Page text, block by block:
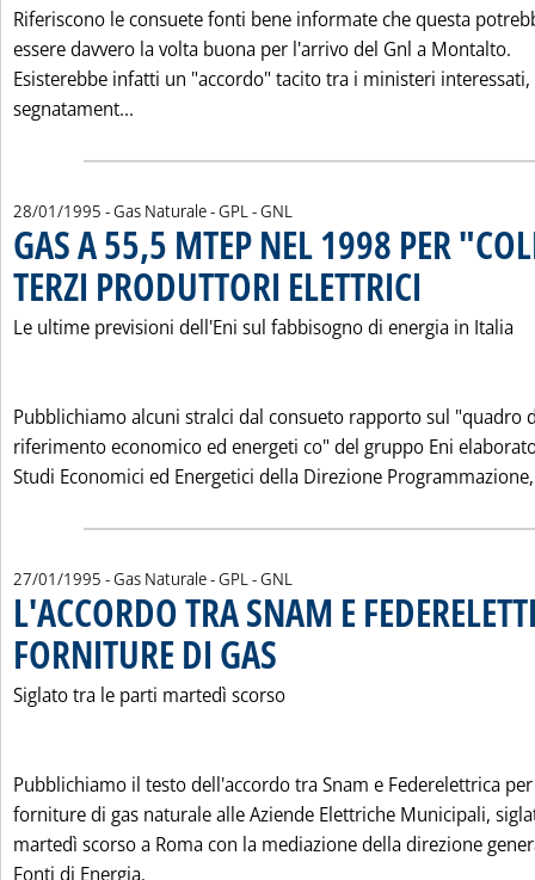
Riferiscono le consuete fonti bene informate che questa
essere davvero la volta buona per l'arrivo del Gnl a Montalto.
Esisterebbe infatti un "accordo" tacito tra i ministeri interessati,
segnatament...
28/01/1995 - Gas Naturale - GPL - GNL
GAS A 55,5 MTEP NEL 1998 PER
TERZI PRODUTTORI ELETTRICI
Le ultime previsioni dell'Eni sul fabbisogno di energia in Italia
Pubblichiamo alcuni stralci dal consueto rapporto sul "quadro
riferimento economico ed energeti co" del gruppo Eni
Studi Economici ed Energetici della Direzione
27/01/1995 - Gas Naturale - GPL - GNL
L'ACCORDO TRA SNAM E
FORNITURE DI GAS
Siglato tra le parti martedì scorso
Pubblichiamo il testo dell'accordo tra Snam e Federelettrica
forniture di gas naturale alle Aziende Elettriche Municipali,
martedì scorso a Roma con la mediazione della direzione
Fonti di Energia.